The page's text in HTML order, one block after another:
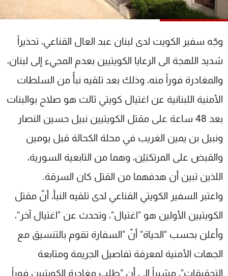
وجّه سفير الكويت لدى لبنان عبد العال القناعي، تحذيراً
شديد اللهجة الى الرعايا الكويتيين بعدم المجيء إلى لبنان،
والمغادرة فوراً منه، وذلك بعد تلقيه نبأً من السلطات
الأمنية اللبنانية عن اغتيال كويتي ثالث هو صلاح بوالبنات
بعد 48 ساعة على مقتل الكويتيين نبيل حسين النصار
ونبيل بن يمين الغريب في محلة الكحالة قبل يومين
والقبض على المرتكبَيْن، وهما من التابعية السورية،
اللذين تبين أن هدفهما من القتل كان السرقة.
واعتبر السفير الكويتي القناعي لدى تلقيه النبأ، أنّ مقتل
الكويتيين الأولين هو "اغتيال"، وتحدث عن "اغتيال آخر"،
وأعلن بحسب "الحياة" أنّ "السفارة تقوم بالتنسيق مع
الجهات الأمنية لمعرفة تفاصيل الجريمة ومتابعة
التحقيقات"، مشيراً إلى أن "طلب مغادرة الكويتيين فوراً
شاهد البرامج
عن MTV
الإنـتـاج
لاعلاناتكم
وظائف
تواصل معنا
شروط الإسـتخدام